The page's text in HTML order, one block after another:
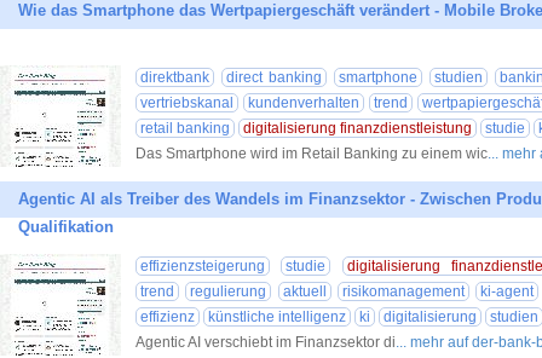
Wie das Smartphone das Wertpapiergeschäft verändert - Mobile
direktbank direct banking smartphone studien
vertriebskanal
kundenverhalten trend
retail banking
digitalisierung finanzdienstleistung studie
Das Smartphone wird im Retail Banking zu einem wic... mehr
Agentic AI als Treiber des Wandels im Finanzsektor - Zwischen
Qualifikation
effizienzsteigerung studie
digitalisierung
trend
regulierung aktuell risikomanagement
ki-agent
effizienz
künstliche intelligenz ki digitalisierung
studien
Agentic AI verschiebt im Finanzsektor di... mehr auf der-bank-